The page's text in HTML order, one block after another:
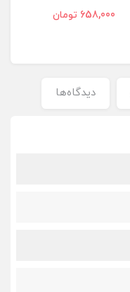
658,000 تومان
دیدگاه‌ها